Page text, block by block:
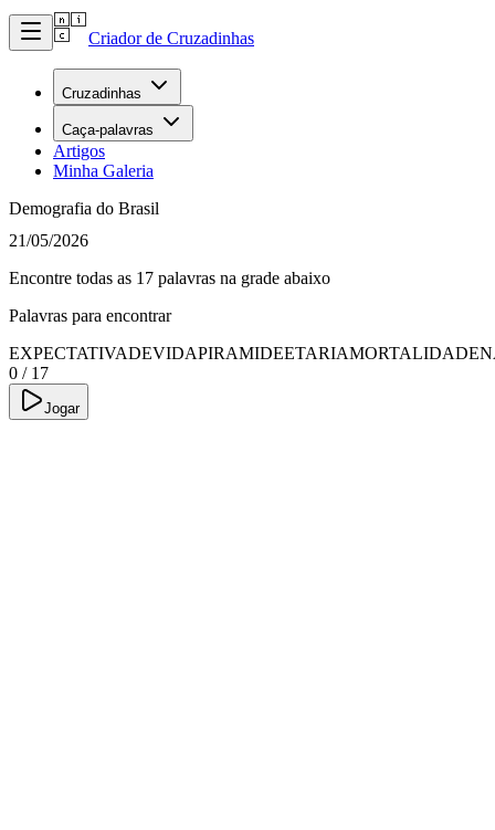
Criador de Cruzadinhas
Cruzadinhas
Caça-palavras
Artigos
Minha Galeria
Demografia do Brasil
21/05/2026
Encontre todas as 17 palavras na grade abaixo
Palavras para encontrar
EXPECTATIVADEVIDAPIRAMIDEETARIAMORTALIDADE
0 / 17
Jogar